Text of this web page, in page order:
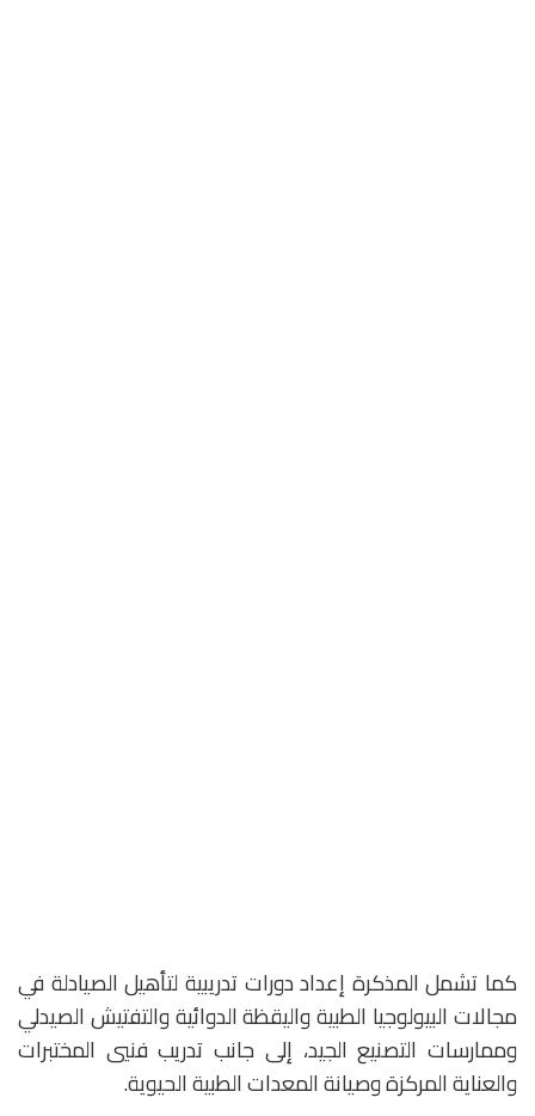
كما تشمل المذكرة إعداد دورات تدريبية لتأهيل الصيادلة في
مجالات البيولوجيا الطبية واليقظة الدوائية والتفتيش الصيدلي
وممارسات التصنيع الجيد، إلى جانب تدريب فنيي المختبرات
والعناية المركزة وصيانة المعدات الطبية الحيوية.